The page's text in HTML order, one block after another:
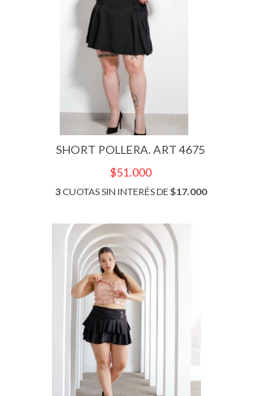
SHORT POLLERA. ART 4675
$51.000
3CUOTAS SIN INTERÉS DE $17.000